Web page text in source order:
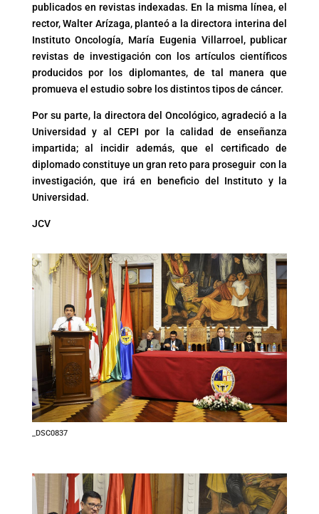
publicados en revistas indexadas. En la misma línea, el
rector, Walter Arízaga, planteó a la directora interina del
Instituto Oncología, María Eugenia Villarroel, publicar
revistas de investigación con los artículos científicos
producidos por los diplomantes, de tal manera que
promueva el estudio sobre los distintos tipos de cáncer.
Por su parte, la directora del Oncológico, agradeció a la
Universidad y al CEPI por la calidad de enseñanza
impartida; al incidir además, que el certificado de
diplomado constituye un gran reto para proseguir con la
investigación, que irá en beneficio del Instituto y la
Universidad.
JCV
_DSC0837